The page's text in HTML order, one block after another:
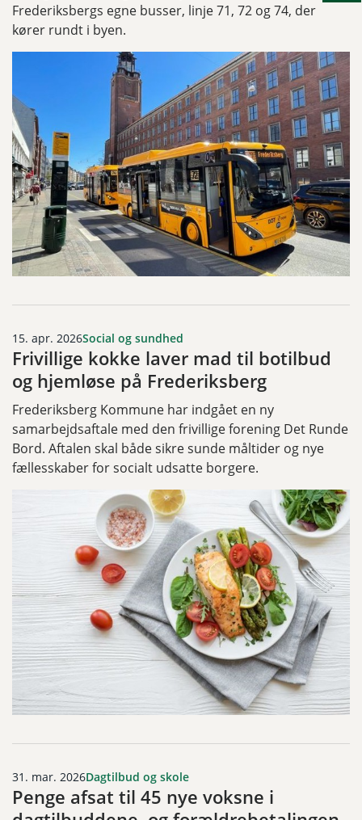
Frederiksbergs egne busser, linje 71, 72 og 74, der
kører rundt i byen.
15. apr. 2026Social og sundhed
Frivillige kokke laver mad til botilbud
og hjemløse på Frederiksberg
Frederiksberg Kommune har indgået en ny
samarbejdsaftale med den frivillige forening Det Runde
Bord. Aftalen skal både sikre sunde måltider og nye
fællesskaber for socialt udsatte borgere.
31. mar. 2026Dagtilbud og skole
Penge afsat til 45 nye voksne i